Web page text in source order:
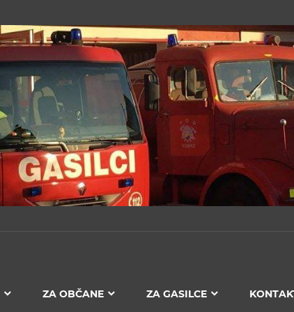
ZA OBČANE ZA GASILCE